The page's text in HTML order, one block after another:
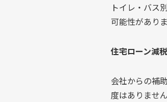
トイレ・バス
可能性がありま
住宅ローン減
会社からの補
度はありませ